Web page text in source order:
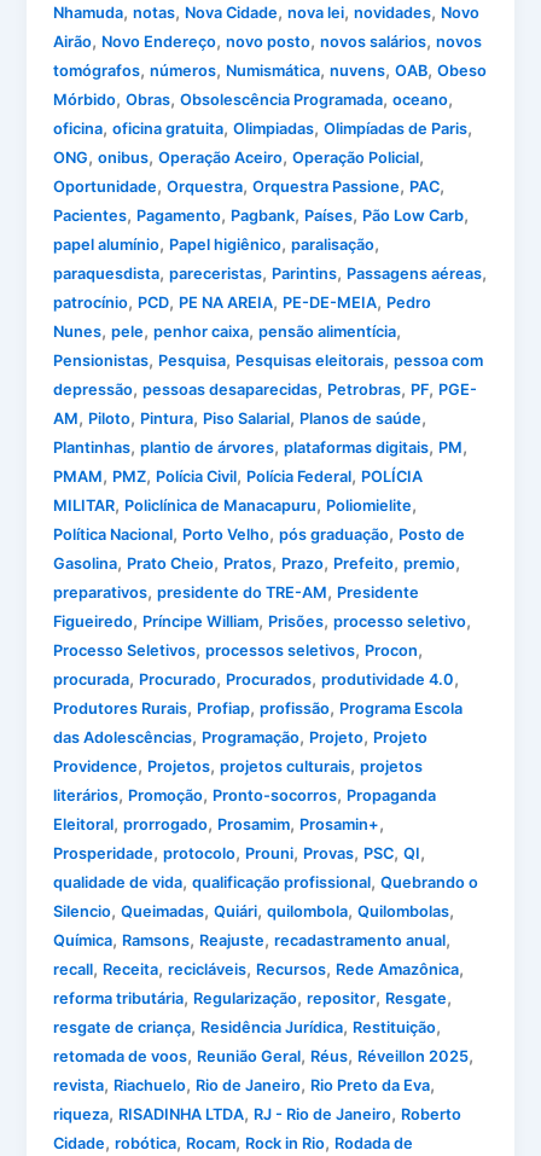
Nhamuda,notas, Nova Cidade,nova lei,novidades, Novo
Airão, Novo Endereço,novo posto,novos salários,novos
tomógrafos,números, Numismática,nuvens,OAB,Obeso
Mórbido,Obras,Obsolescência Programada,oceano,
oficina,oficina gratuita,Olimpiadas,Olimpíadas de Paris,
ONG,onibus,Operação Aceiro,Operação Policial,
Oportunidade,Orquestra,Orquestra Passione, PAC,
Pacientes, Pagamento, Pagbank, Países, Pão Low Carb,
papel alumínio, Papel higiênico,paralisação,
paraquesdista,pareceristas, Parintins, Passagens aéreas,
patrocínio, PCD, PE NA AREIA, PE-DE-MEIA, Pedro
Nunes,pele,penhor caixa,pensão alimentícia,
Pensionistas, Pesquisa, Pesquisas eleitorais,pessoa com
depressão,pessoas desaparecidas, Petrobras, PF, PGE-
AM, Piloto, Pintura, Piso Salarial, Planos de saúde,
Plantinhas,plantio de árvores,plataformas digitais, PM,
PMAM, PMZ, Polícia Civil, Polícia Federal, POLÍCIA
MILITAR, Policlínica de Manacapuru, Poliomielite,
Política Nacional, Porto Velho,pós graduação, Posto de
Gasolina, Prato Cheio, Pratos, Prazo, Prefeito,premio,
preparativos,presidente do TRE-AM, Presidente
Figueiredo, Príncipe William, Prisões,processo seletivo,
Processo Seletivos,processos seletivos, Procon,
procurada, Procurado, Procurados,produtividade 4.0,
Produtores Rurais, Profiap,profissão, Programa Escola
das Adolescências, Programação, Projeto, Projeto
Providence, Projetos,projetos culturais,projetos
literários, Promoção, Pronto-socorros, Propaganda
Eleitoral,prorrogado, Prosamim, Prosamin+,
Prosperidade,protocolo, Prouni, Provas, PSC,QI,
qualidade de vida,qualificação profissional,Quebrando o
Silencio,Queimadas,Quiári,quilombola,Quilombolas,
Química, Ramsons, Reajuste,recadastramento anual,
recall, Receita,recicláveis, Recursos, Rede Amazônica,
reforma tributária, Regularização,repositor, Resgate,
resgate de criança, Residência Jurídica, Restituição,
retomada de voos, Reunião Geral, Réus, Réveillon 2025,
revista, Riachuelo, Rio de Janeiro, Rio Preto da Eva,
riqueza, RISADINHA LTDA, RJ - Rio de Janeiro, Roberto
Cidade,robótica, Rocam, Rock in Rio, Rodada de